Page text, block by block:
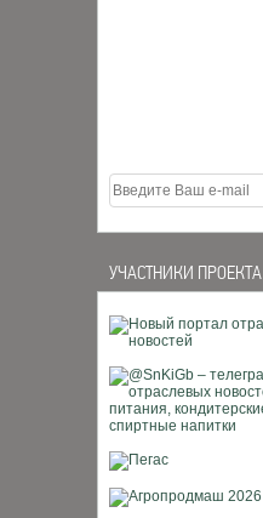
УЧАСТНИКИ ПРОЕКТА